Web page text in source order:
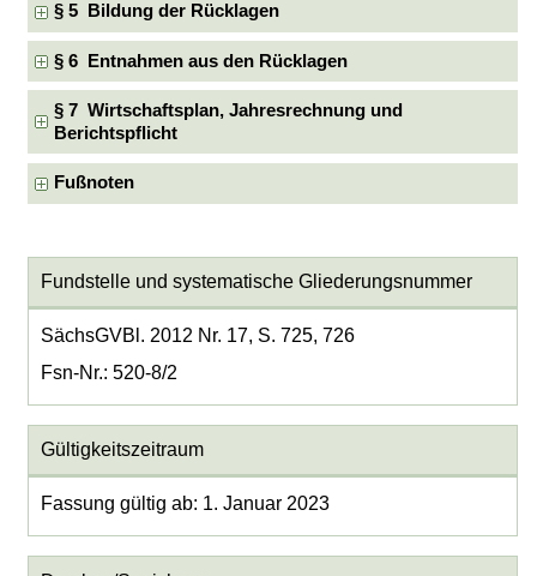
§ 5 Bildung der Rücklagen
§ 6 Entnahmen aus den Rücklagen
§ 7 Wirtschaftsplan, Jahresrechnung und
Berichtspflicht
Fußnoten
Fundstelle und systematische Gliederungsnummer
SächsGVBl. 2012 Nr. 17, S. 725, 726
Fsn-Nr.: 520-8/2
Gültigkeitszeitraum
Fassung gültig ab: 1. Januar 2023